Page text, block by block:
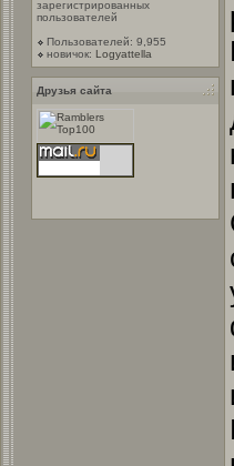
зарегистрированных
пользователей
Пользователей: 9,955
новичок: Logyattella
Друзья сайта